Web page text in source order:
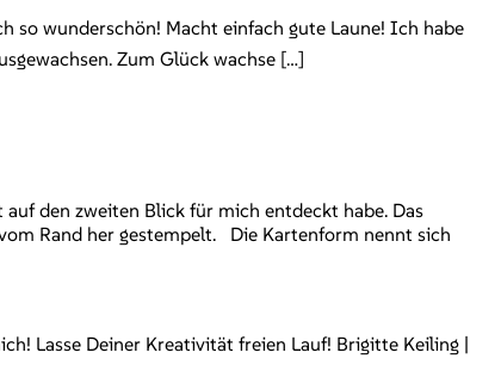
so wunderschön! Macht einfach gute Laune! Ich habe
Zum Glück wachse […]
den zweiten Blick für mich entdeckt habe. Das
Rand her gestempelt. Die Kartenform nennt sich
Lasse Deiner Kreativität freien Lauf! Brigitte Keiling |